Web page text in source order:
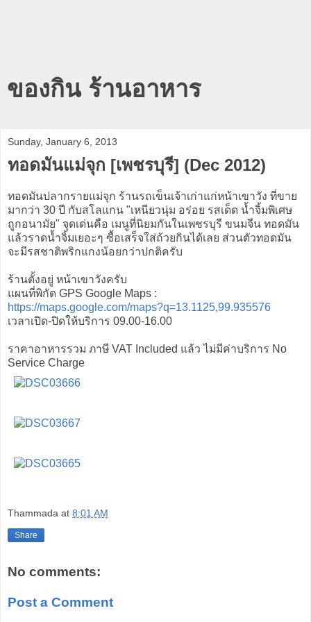
ของกิน ร้านอาหาร
Sunday, January 6, 2013
ทอดมันแม่จุก [เพชรบุรี] (Dec 2012)
ทอดมันปลากรายแม่จุก ร้านรถเข็นเจ้าเก่าแก่หน้าเขาวัง ที่ขาย
มากว่า 30 ปี กับสโลแกน "เหนียวนุ่ม อร่อย รสเด็ด น้ำจิ้มพิเศษ
ถูกอนามัย" จุดเด่นคือ เมนูที่นิยมกันในเพชรบุรี ขนมจีน ทอดมัน
แล้วราดน้ำจิ้มเยอะๆ ซื้อเสร็จใส่ถ้วยกินได้เลย ส่วนตัวทอดมัน
จะมีรสชาติพริกแกงน้อยกว่าปกติครับ
ร้านตั้งอยู่ หน้าเขาวังครับ
แผนที่พิกัด GPS Google Maps :
https://maps.google.com/maps?q=13.1125,99.935576
เวลาเปิด-ปิดให้บริการ 09.00-16.00
ราคาอาหารรวม ภาษี VAT Included แล้ว ไม่มีค่าบริการ No
Service Charge
Thammada at 8:01 AM
Share
No comments:
Post a Comment